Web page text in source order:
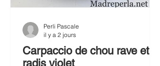
Carpaccio de chou rave et
radis violet
Perli Pascale
il y a 2 jours